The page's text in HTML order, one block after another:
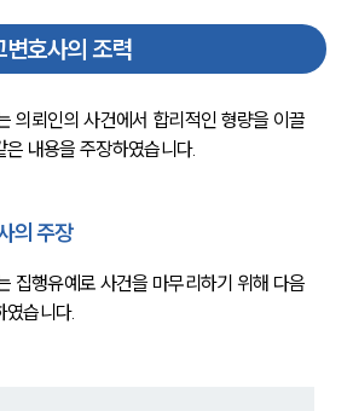
호사의 조력
의뢰인의 사건에서 합리적인 형량을 이끌
내용을 주장하였습니다.
의 주장
집행유예로 사건을 마무리하기 위해 다음
였습니다.